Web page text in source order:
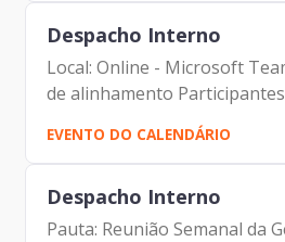
Despacho Interno
Local: Online - Microsoft
de alinhamento Participantes: - Francisco
Forbes – Presidente |
Tomiatto - Assessor da
SP - Dennis Paul -...
EVENTO DO CALENDÁRIO
Despacho Interno
Pauta: Reunião Semanal da